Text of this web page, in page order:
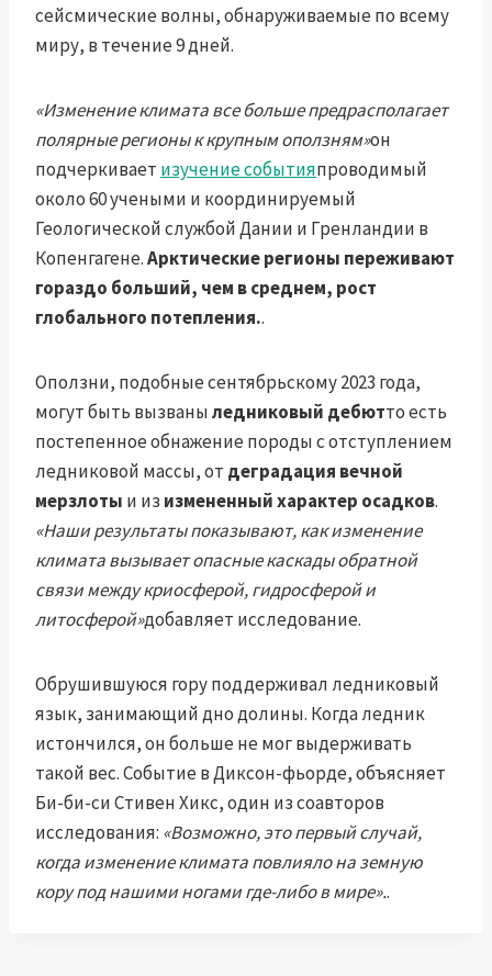
сейсмические волны, обнаруживаемые по всему
миру, в течение 9 дней.
«Изменение климата все больше предрасполагает
полярные регионы к крупным оползням»он
подчеркивает изучение событияпроводимый
около 60 учеными и координируемый
Геологической службой Дании и Гренландии в
Копенгагене.Арктические регионы переживают
гораздо больший, чем в среднем, рост
глобального потепления..
Оползни, подобные сентябрьскому 2023 года,
могут быть вызваныледниковый дебютто есть
постепенное обнажение породы с отступлением
ледниковой массы, от деградация вечной
мерзлоты и из измененный характер осадков.
«Наши результаты показывают, как изменение
климата вызывает опасные каскады обратной
связи между криосферой, гидросферой и
литосферой»добавляет исследование.
Обрушившуюся гору поддерживал ледниковый
язык, занимающий дно долины. Когда ледник
истончился, он больше не мог выдерживать
такой вес. Событие в Диксон-фьорде, объясняет
Би-би-си Стивен Хикс, один из соавторов
исследования: «Возможно, это первый случай,
когда изменение климата повлияло на земную
кору под нашими ногами где-либо в мире»..